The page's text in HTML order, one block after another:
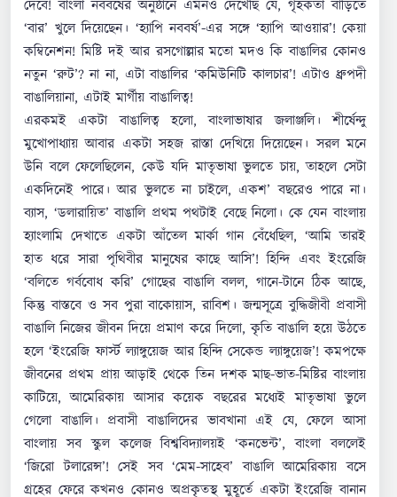
দেবে! বাংলা নববর্ষের অনুষ্ঠানে এমনও দেখেছি যে, গৃহকর্তা বাড়িতে
‘বার’ খুলে দিয়েছেন। ‘হ্যাপি নববর্ষ’-এর সঙ্গে ‘হ্যাপি আওয়ার’! কেয়া
কম্বিনেশন! মিষ্টি দই আর রসগোল্লার মতো মদও কি বাঙালির কোনও
নতুন ‘রুট’? না না, এটা বাঙালির ‘কমিউনিটি কালচার’! এটাও ধ্রুপদী
বাঙালিয়ানা, এটাই মার্গীয় বাঙালিত্ব!
এরকমই একটা বাঙালিত্ব হলো, বাংলাভাষার জলাঞ্জলি। শীর্ষেন্দু
মুখোপাধ্যায় আবার একটা সহজ রাস্তা দেখিয়ে দিয়েছেন। সরল মনে
উনি বলে ফেলেছিলেন, কেউ যদি মাতৃভাষা ভুলতে চায়, তাহলে সেটা
একদিনেই পারে। আর ভুলতে না চাইলে, একশ’ বছরেও পারে না।
ব্যাস, ‘ডলারায়িত’ বাঙালি প্রথম পথটাই বেছে নিলো। কে যেন বাংলায়
হ্যাংলামি দেখাতে একটা আঁতেল মার্কা গান বেঁধেছিল, ‘আমি তারই
হাত ধরে সারা পৃথিবীর মানুষের কাছে আসি’! হিন্দি এবং ইংরেজি
‘বলিতে গর্ববোধ করি’ গোছের বাঙালি বলল, গানে-টানে ঠিক আছে,
কিন্তু বাস্তবে ও সব পুরা বাকোয়াস, রাবিশ। জন্মসূত্রে বুদ্ধিজীবী প্রবাসী
বাঙালি নিজের জীবন দিয়ে প্রমাণ করে দিলো, কৃতি বাঙালি হয়ে উঠতে
হলে ‘ইংরেজি ফার্স্ট ল্যাঙ্গুয়েজ আর হিন্দি সেকেন্ড ল্যাঙ্গুয়েজ’! কমপক্ষে
জীবনের প্রথম প্রায় আড়াই থেকে তিন দশক মাছ-ভাত-মিষ্টির বাংলায়
কাটিয়ে, আমেরিকায় আসার কয়েক বছরের মধ্যেই মাতৃভাষা ভুলে
গেলো বাঙালি। প্রবাসী বাঙালিদের ভাবখানা এই যে, ফেলে আসা
বাংলায় সব স্কুল কলেজ বিশ্ববিদ্যালয়ই ‘কনভেন্ট’, বাংলা বললেই
‘জিরো টলারেন্স’! সেই সব ‘মেম-সাহেব’ বাঙালি আমেরিকায় বসে
গ্রহের ফেরে কখনও কোনও অপ্রকৃতস্থ মুহূর্তে একটা ইংরেজি বানান